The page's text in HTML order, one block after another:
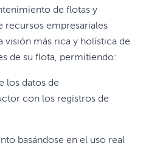
de flotas y
recursos empresariales
visión más rica y holística de
de su flota, permitiendo:
los datos de
con los registros de
basándose en el uso real